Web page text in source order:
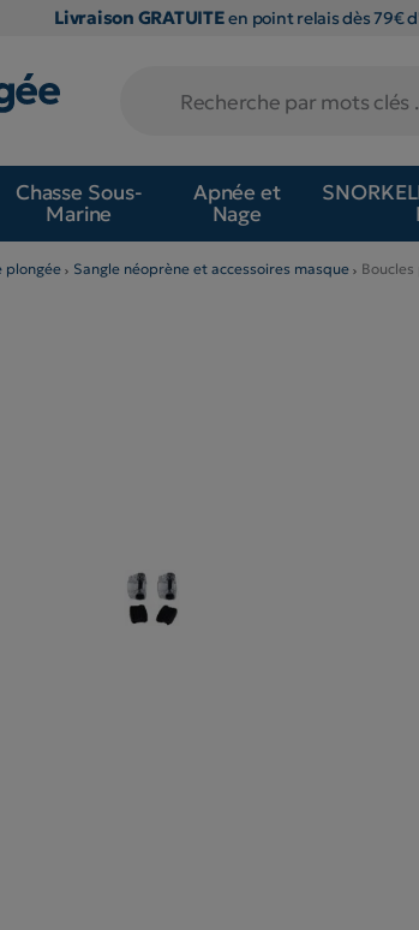
Livraison GRATUITEen point relais dès 79€
Chasse Sous-
Marine
Apnée et
Nage
plongée Sangle néoprène et accessoires masque